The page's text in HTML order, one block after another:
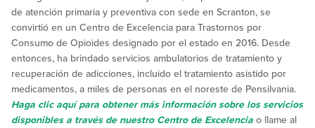
de atención primaria y preventiva con sede en Scranton, se
convirtió en un Centro de Excelencia para Trastornos por
Consumo de Opioides designado por el estado en 2016. Desde
entonces, ha brindado servicios ambulatorios de tratamiento y
recuperación de adicciones, incluido el tratamiento asistido por
medicamentos, a miles de personas en el noreste de Pensilvania.
Haga clic aquí para obtener más información sobre los servicios
disponibles a través de nuestro Centro de Excelencia o llame al